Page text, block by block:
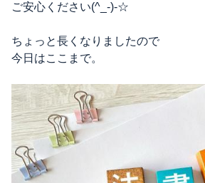
ご安心ください(^_-)-☆
ちょっと長くなりましたので
今日はここまで。